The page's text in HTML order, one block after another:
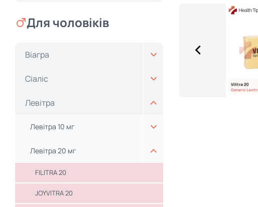
Для чоловіків
Віагра
Сіаліс
Левітра
Левітра 10 мг
Левітра 20 мг
FILITRA 20
JOYVITRA 20